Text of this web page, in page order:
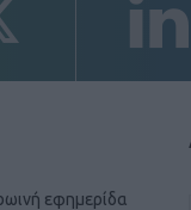
εφημερίδα